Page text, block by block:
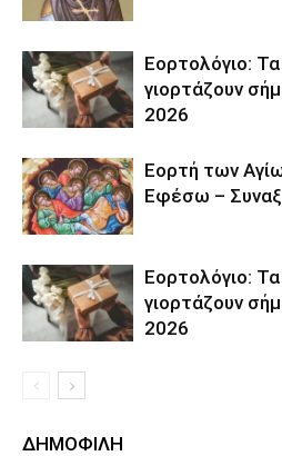
Εορτολόγιο:
γιορτάζουν
2026
Εορτή των
Εφέσω –
Εορτολόγιο:
γιορτάζουν
2026
ΔΗΜΟΦΙΛΗ